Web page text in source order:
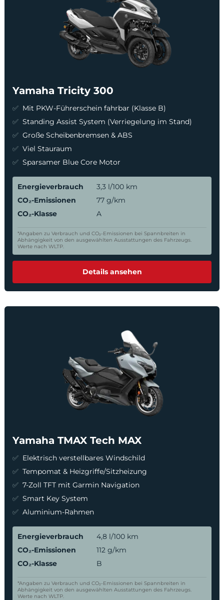
Yamaha Tricity 300
Mit PKW-Führerschein fahrbar (Klasse B)
Standing Assist System (Verriegelung im Stand)
Große Scheibenbremsen & ABS
Viel Stauraum
Sparsamer Blue Core Motor
Energieverbrauch
3,3 l/100 km
CO₂-Emissionen
77 g/km
CO₂-Klasse
A
*Angaben zu Verbrauch und CO₂-Emissionen bei Spannbreiten in
Abhängigkeit von den ausgewählten Ausstattungen des Fahrzeugs.
Werte nach WLTP.
Details ansehen
Yamaha TMAX Tech MAX
Elektrisch verstellbares Windschild
Tempomat & Heizgriffe/Sitzheizung
7-Zoll TFT mit Garmin Navigation
Smart Key System
Aluminium-Rahmen
Energieverbrauch
4,8 l/100 km
CO₂-Emissionen
112 g/km
CO₂-Klasse
B
*Angaben zu Verbrauch und CO₂-Emissionen bei Spannbreiten in
Abhängigkeit von den ausgewählten Ausstattungen des Fahrzeugs.
Werte nach WLTP.